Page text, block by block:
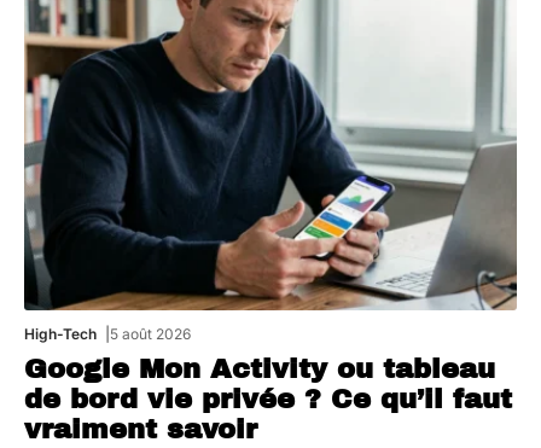
High-Tech 5 août 2026
Google Mon Activity ou tableau
de bord vie privée ? Ce qu’il faut
vraiment savoir